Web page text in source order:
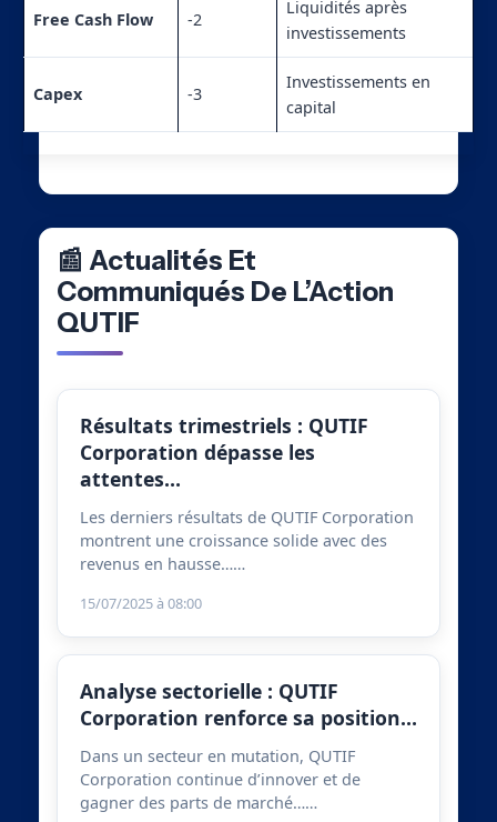
Free Cash Flow -2
Liquidités après
investissements
Capex -3
Investissements en
capital
📰 Actualités Et
Communiqués De L’Action
QUTIF
Résultats trimestriels : QUTIF
Corporation dépasse les
attentes…
Les derniers résultats de QUTIF Corporation
montrent une croissance solide avec des
revenus en hausse……
15/07/2025 à 08:00
Analyse sectorielle : QUTIF
Corporation renforce sa position…
Dans un secteur en mutation, QUTIF
Corporation continue d’innover et de
gagner des parts de marché……